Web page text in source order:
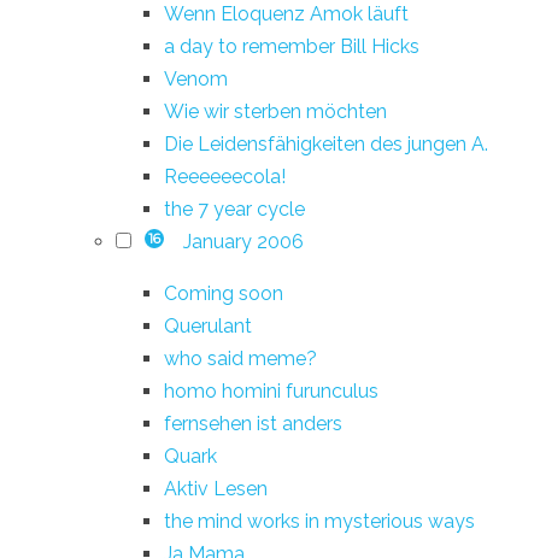
Wenn Eloquenz Amok läuft
a day to remember Bill Hicks
Venom
Wie wir sterben möchten
Die Leidensfähigkeiten des jungen A.
Reeeeeecola!
the 7 year cycle
16 January 2006
Coming soon
Querulant
who said meme?
homo homini furunculus
fernsehen ist anders
Quark
Aktiv Lesen
the mind works in mysterious ways
Ja Mama